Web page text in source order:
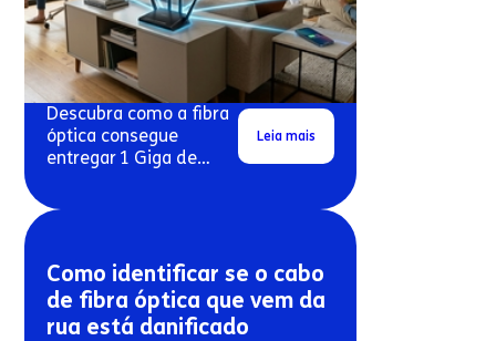
Descubra como a fibra
óptica consegue
entregar 1 Giga de
conexões residenciais.
Leia mais
Como identificar se o cabo
de fibra óptica que vem da
rua está danificado